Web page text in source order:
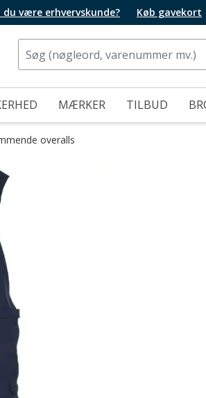
du være erhvervskunde? Køb gavekort
MÆRKER TILBUD
overalls